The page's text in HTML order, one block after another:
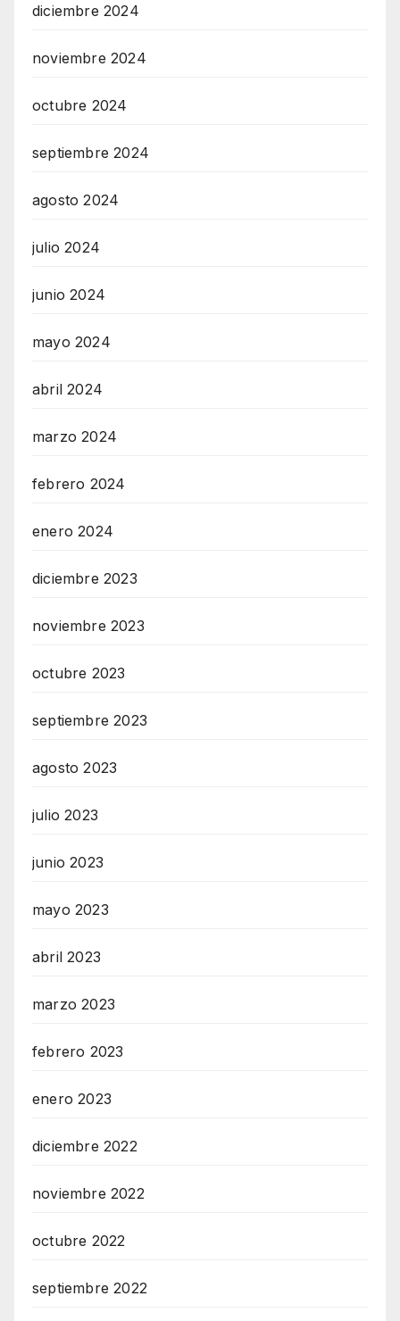
diciembre 2024
noviembre 2024
octubre 2024
septiembre 2024
agosto 2024
julio 2024
junio 2024
mayo 2024
abril 2024
marzo 2024
febrero 2024
enero 2024
diciembre 2023
noviembre 2023
octubre 2023
septiembre 2023
agosto 2023
julio 2023
junio 2023
mayo 2023
abril 2023
marzo 2023
febrero 2023
enero 2023
diciembre 2022
noviembre 2022
octubre 2022
septiembre 2022